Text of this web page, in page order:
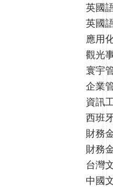
英國
英國
應用
觀光
寰宇
企業
資訊
西班
財務
財務
台灣
中國